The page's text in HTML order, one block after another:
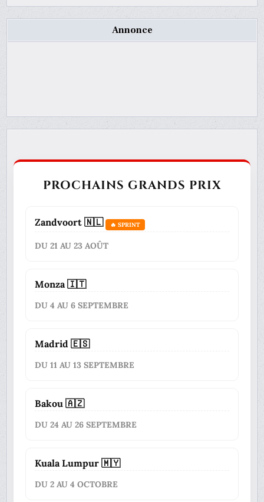
Annonce
PROCHAINS GRANDS PRIX
Zandvoort 🇳🇱 🔥 SPRINT
DU 21 AU 23 AOÛT
Monza 🇮🇹
DU 4 AU 6 SEPTEMBRE
Madrid 🇪🇸
DU 11 AU 13 SEPTEMBRE
Bakou 🇦🇿
DU 24 AU 26 SEPTEMBRE
Kuala Lumpur 🇲🇾
DU 2 AU 4 OCTOBRE